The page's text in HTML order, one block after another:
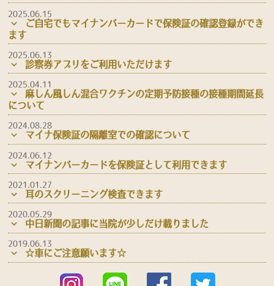
2025.06.15
ご自宅でもマイナンバーカードで保険証の確認登録ができ
ます
2025.06.13
診察券アプリをご利用いただけます
2025.04.11
麻しん風しん混合ワクチンの定期予防接種の接種期間延長
について
2024.08.28
マイナ保険証の隔離室での確認について
2024.06.12
マイナンバーカードを保険証として利用できます
2021.01.27
耳のスクリーニング検査できます
2020.05.29
中日新聞の記事に当院が少しだけ載りました
2019.06.13
☆車にご注意願います☆